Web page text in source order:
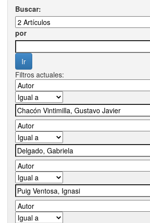
Buscar:
por
Filtros actuales: